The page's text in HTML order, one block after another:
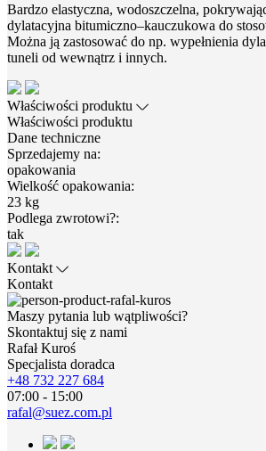
Bardzo elastyczna, wodoszczelna,
dylatacyjna bitumiczno–kauczukowa do
Można ją zastosować do np. wypełnienia
tuneli od wewnątrz i innych.
Właściwości produktu
Właściwości produktu
Dane techniczne
Sprzedajemy na:
opakowania
Wielkość opakowania:
23 kg
Podlega zwrotowi?:
tak
Kontakt
Kontakt
Maszy pytania lub wątpliwości?
Skontaktuj się z nami
Rafał Kuroś
Specjalista doradca
+48 732 227 684
07:00 - 15:00
rafal@suez.com.pl